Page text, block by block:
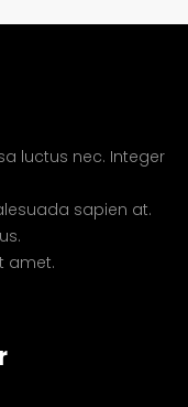
luctus nec. Integer
sapien at.
amet.